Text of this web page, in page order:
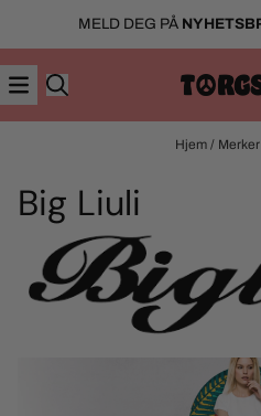
Hopp til innholdMELD DEG PÅ
Hjem / Merker
Big Liuli